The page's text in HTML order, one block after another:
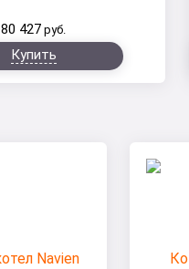
80 427 руб.
Купить